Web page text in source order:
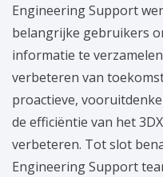
Engineering Support
belangrijke gebruikers
informatie te
verbeteren van
proactieve,
de efficiëntie van het
verbeteren. Tot slot
Engineering Support